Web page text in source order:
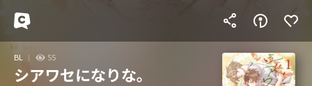
BL 55
シアワセになりな。